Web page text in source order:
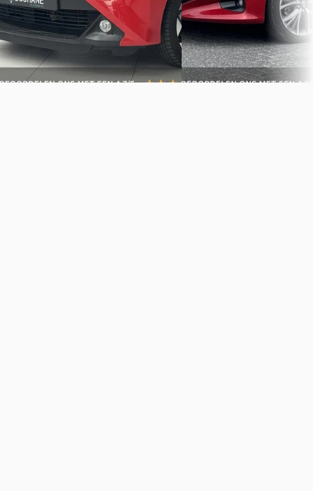
4,3(615)
Bekijk aanbieding →
Vergelijk